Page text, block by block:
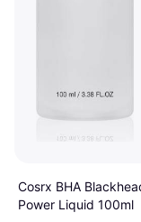
Cosrx BHA
Power Liquid 100ml